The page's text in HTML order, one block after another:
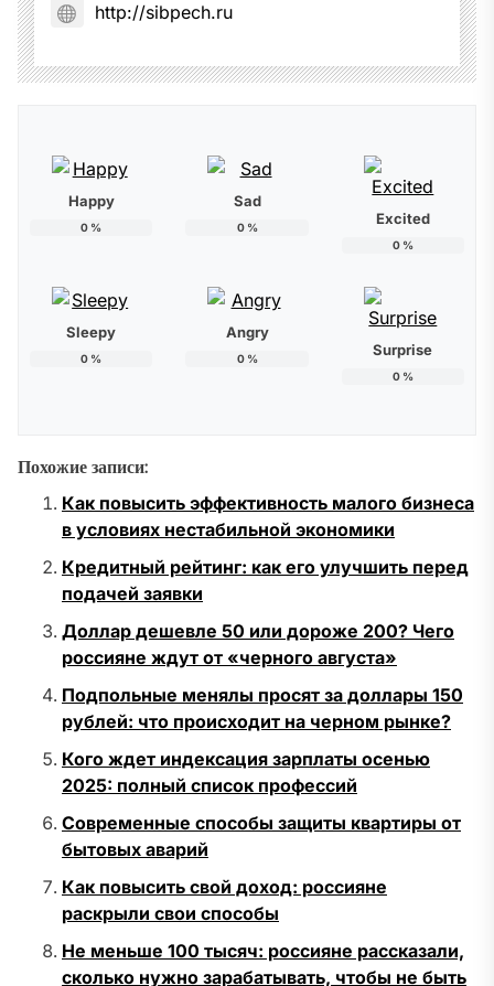
http://sibpech.ru
Happy
0 %
Sad
0% Excited
0%
Sleepy
0 %
Angry
0% Surprise
0%
Похожие записи:
Как повысить эффективность малого бизнеса
в условиях нестабильной экономики
Кредитный рейтинг: как его улучшить перед
подачей заявки
Доллар дешевле 50 или дороже 200? Чего
россияне ждут от «черного августа»
Подпольные менялы просят за доллары 150
рублей: что происходит на черном рынке?
Кого ждет индексация зарплаты осенью
2025: полный список профессий
Современные способы защиты квартиры от
бытовых аварий
Как повысить свой доход: россияне
раскрыли свои способы
Не меньше 100 тысяч: россияне рассказали,
сколько нужно зарабатывать, чтобы не быть